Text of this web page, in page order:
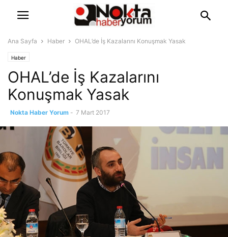
Ana Sayfa Haber OHAL’de İş Kazalarını Konuşmak Yasak
Haber
OHAL’de İş Kazalarını
Konuşmak Yasak
Nokta Haber Yorum - 7 Mart 2017